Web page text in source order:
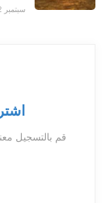
سبتمبر 12, 2025
قم بالتسجيل